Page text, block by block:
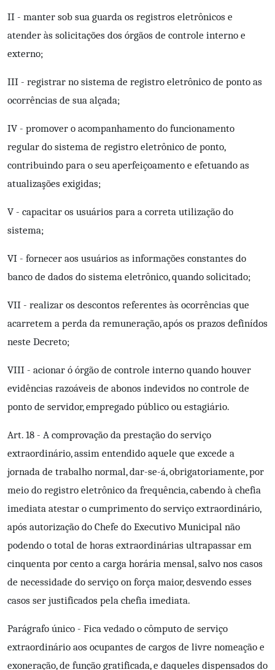
II - manter sob sua guarda os registros eletrônicos e
atender às solicitações dos órgãos de controle interno e
externo;
III - registrar no sistema de registro eletrônico de ponto as
ocorrências de sua alçada;
IV - promover o acompanhamento do funcionamento
regular do sistema de registro eletrônico de ponto,
contribuindo para o seu aperfeiçoamento e efetuando as
atualizaşões exigidas;
V - capacitar os usuários para a correta utilização do
sistema;
VI - fornecer aos usuários as informações constantes do
banco de dados do sistema eletrônico, quando solicitado;
VII - realizar os descontos referentes às ocorrências que
acarretem a perda da remuneração, após os prazos definídos
neste Decreto;
VIII - acionar ó órgão de controle interno quando houver
evidências razoáveis de abonos indevidos no controle de
ponto de servidor, empregado público ou estagiário.
Art. 18 - A comprovação da prestação do serviço
extraordinário, assim entendido aquele que excede a
jornada de trabalho normal, dar-se-á, obrigatoriamente, por
meio do registro eletrônico da frequência, cabendo à chefia
imediata atestar o cumprimento do serviço extraordinário,
após autorização do Chefe do Executivo Municipal não
podendo o total de horas extraordinárias ultrapassar em
cinquenta por cento a carga horária mensal, salvo nos casos
de necessidade do serviço on força maior, desvendo esses
casos ser justificados pela chefia imediata.
Parágrafo único - Fica vedado o cômputo de serviço
extraordinário aos ocupantes de cargos de livre nomeação e
exoneração, de função gratificada, e daqueles dispensados do